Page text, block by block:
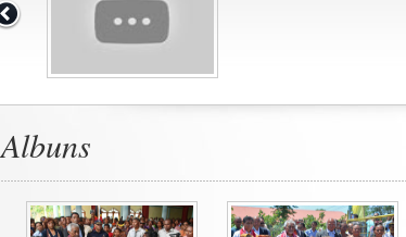
Albuns